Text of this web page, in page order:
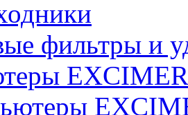
фильтры и